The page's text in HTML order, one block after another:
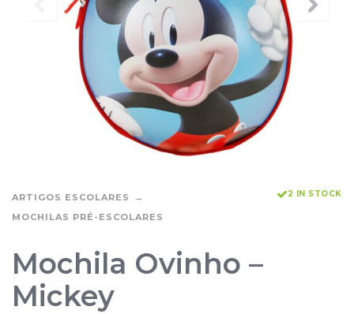
ARTIGOS ESCOLARES
MOCHILAS PRÉ-ESCOLARES
2 IN STOCK
Mochila Ovinho –
Mickey